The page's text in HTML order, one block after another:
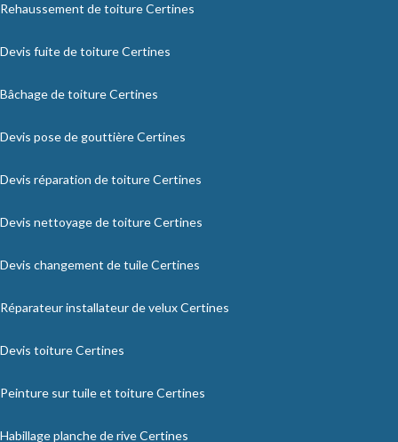
Rehaussement de toiture Certines
Devis fuite de toiture Certines
Bâchage de toiture Certines
Devis pose de gouttière Certines
Devis réparation de toiture Certines
Devis nettoyage de toiture Certines
Devis changement de tuile Certines
Réparateur installateur de velux Certines
Devis toiture Certines
Peinture sur tuile et toiture Certines
Habillage planche de rive Certines